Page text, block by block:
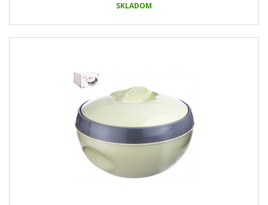
SKLADOM